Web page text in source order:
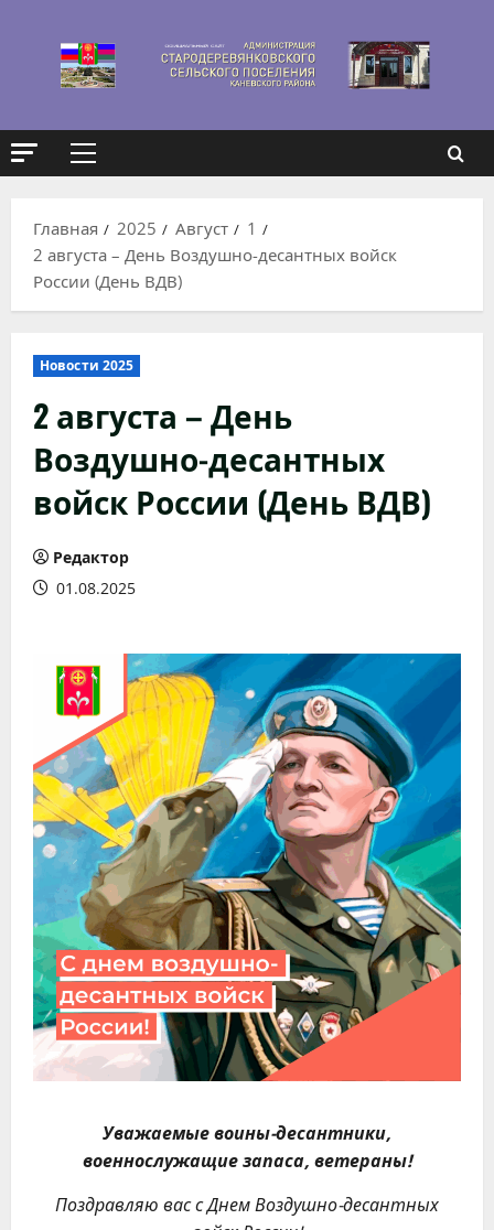
содержимому
Основное
Главная
2025 Август
1
2 августа – День Воздушно-десантных войск
России (День ВДВ)
Новости 2025
2 августа – День
Воздушно-десантных
войск России (День ВДВ)
Редактор
01.08.2025
Уважаемые воины-десантники,
военнослужащие запаса, ветераны!
Поздравляю вас с Днем Воздушно-десантных